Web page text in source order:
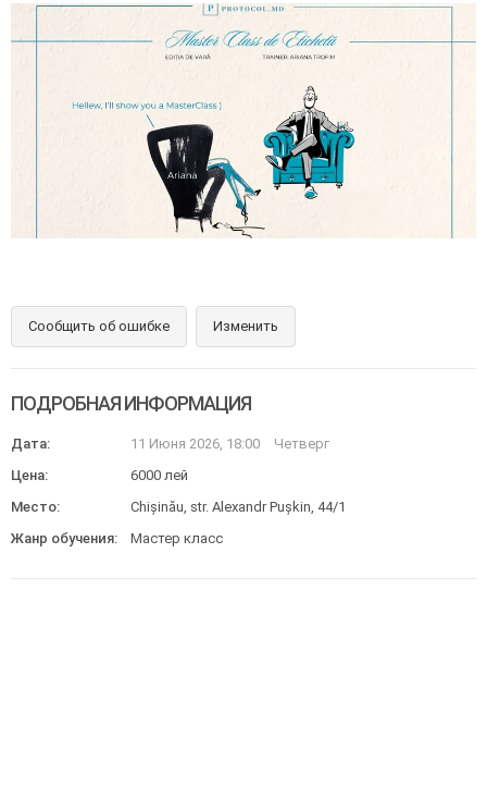
Сообщить об ошибке Изменить
ПОДРОБНАЯ ИНФОРМАЦИЯ
Дата: 11 Июня 2026, 18:00
Четверг
Цена:
6000 лей
Место:
Chișinău, str. Alexandr Pușkin, 44/1
Жанр обучения:
Мастер класс